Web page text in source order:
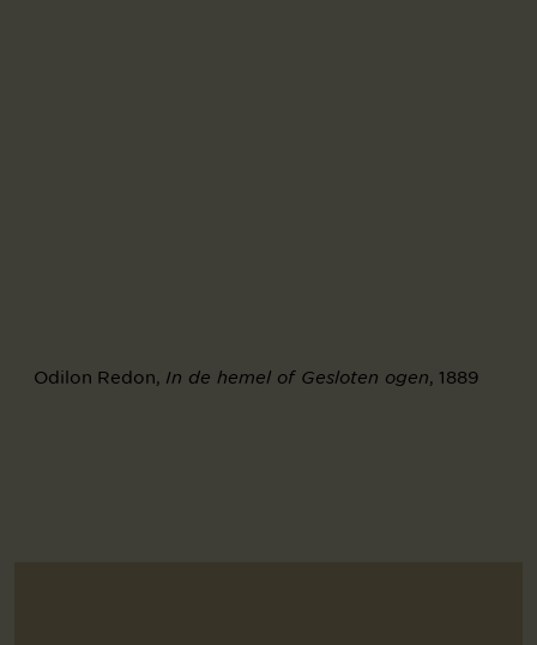
Odilon Redon, In de hemel of Gesloten ogen, 1889